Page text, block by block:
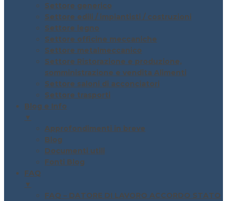
Settore generico
Settore edili / impiantisti / costruzioni
Settore legno
Settore officine meccaniche
Settore metalmeccanico
Settore Ristorazione e produzione,
somministrazione e vendita Alimenti
Settore saloni di acconciatori
Settore trasporti
Blog e Info
▼
Approfondimenti in breve
Blog
Documenti utili
Fonti Blog
FAQ
▼
FAQ – DATORE DI LAVORO ACCORDO STATO